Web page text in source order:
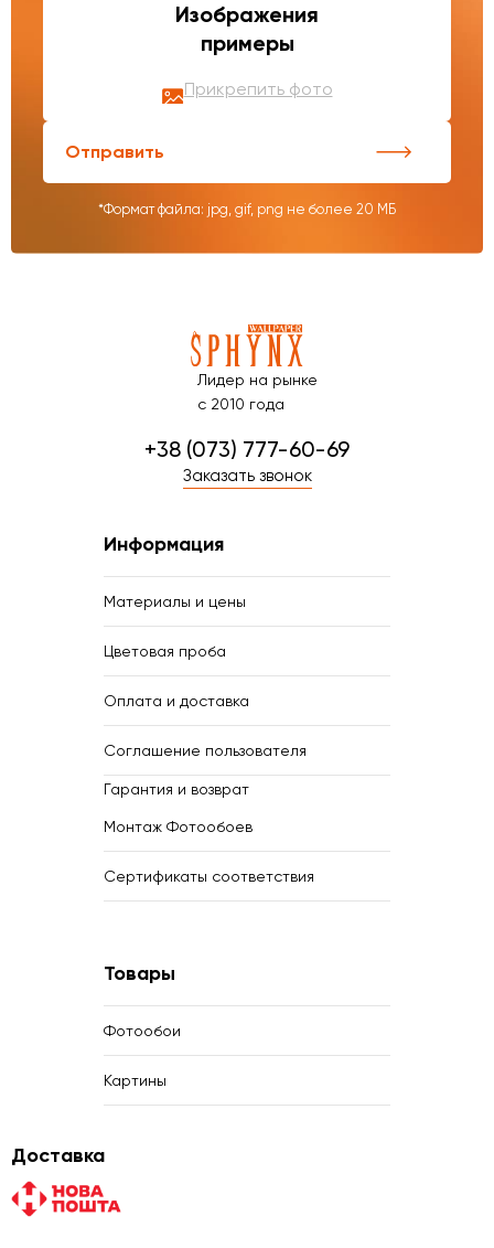
Изображения
примеры
Прикрепить фото
Отправить
*Формат файла: jpg, gif, png не более 20 МБ
Лидер на рынке
с 2010 года
+38 (073) 777-60-69
Заказать звонок
Информация
Материалы и цены
Цветовая проба
Оплата и доставка
Соглашение пользователя
Гарантия и возврат
Монтаж Фотообоев
Сертификаты соответствия
Товары
Фотообои
Картины
Доставка